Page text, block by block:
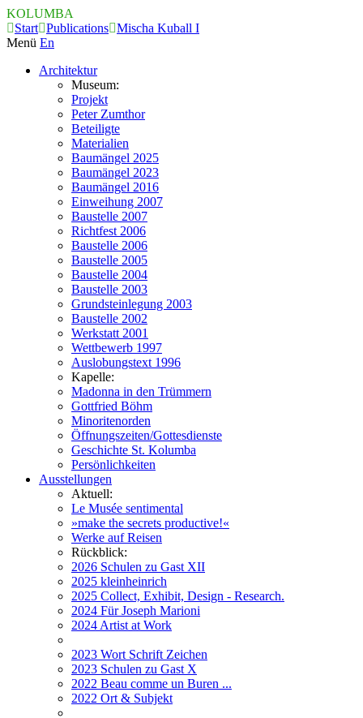
KOLUMBA
Start Publications Mischa Kuball I
Menü En
Architektur
Museum:
Projekt
Peter Zumthor
Beteiligte
Materialien
Baumängel 2025
Baumängel 2023
Baumängel 2016
Einweihung 2007
Baustelle 2007
Richtfest 2006
Baustelle 2006
Baustelle 2005
Baustelle 2004
Baustelle 2003
Grundsteinlegung 2003
Baustelle 2002
Werkstatt 2001
Wettbewerb 1997
Auslobungstext 1996
Kapelle:
Madonna in den Trümmern
Gottfried Böhm
Minoritenorden
Öffnungszeiten/Gottesdienste
Geschichte St. Kolumba
Persönlichkeiten
Ausstellungen
Aktuell:
Le Musée sentimental
»make the secrets productive!«
Werke auf Reisen
Rückblick:
2026 Schulen zu Gast XII
2025 kleinheinrich
2025 Collect, Exhibit, Design - Research.
2024 Für Joseph Marioni
2024 Artist at Work
2023 Wort Schrift Zeichen
2023 Schulen zu Gast X
2022 Beau comme un Buren ...
2022 Ort & Subjekt